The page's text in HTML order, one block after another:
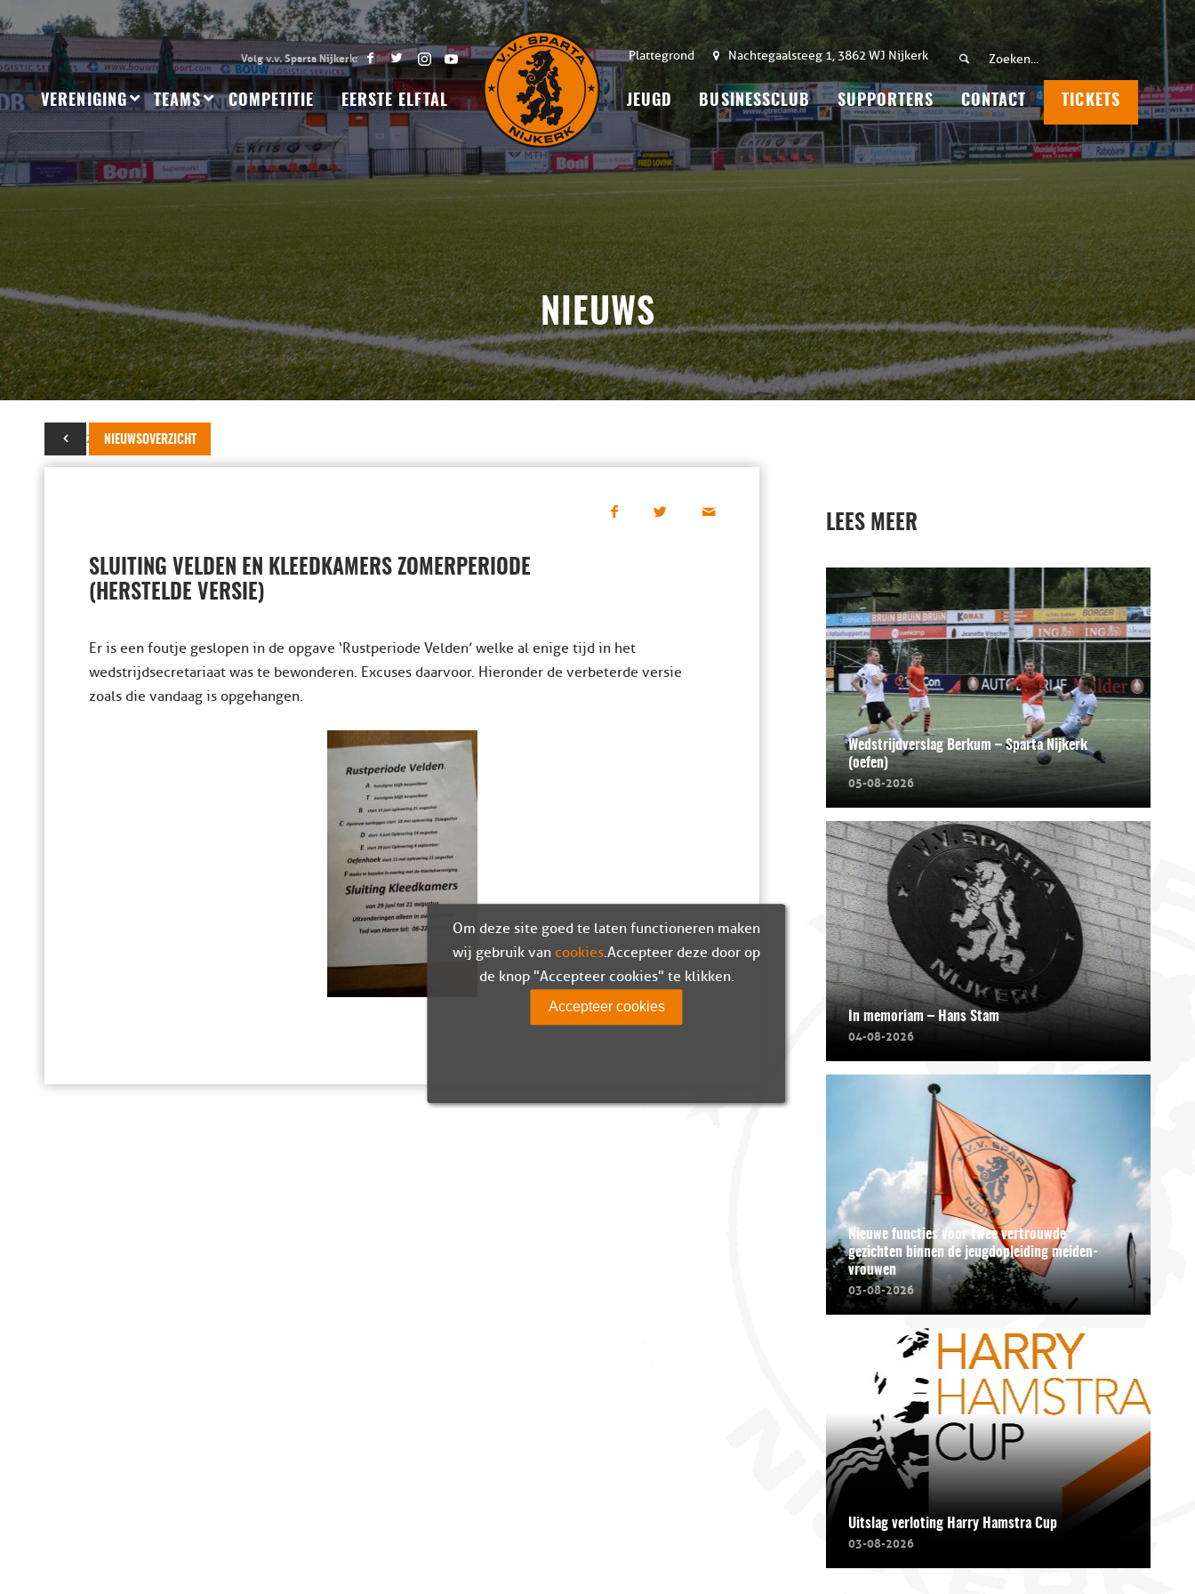
Plattegrond Nachtegaalsteeg 1, 3862 WJ Nijkerk
VERENIGING TEAMS COMPETITIE EERSTE ELFTAL JEUGD BUSINESSCLUB SUPPORTERS CONTACT TICKETS
NIEUWS
NIEUWSOVERZICHT
13 mei 2015
SLUITING VELDEN EN KLEEDKAMERS ZOMERPERIODE
(HERSTELDE VERSIE)
Er is een foutje geslopen in de opgave ‘Rustperiode Velden’ welke al enige tijd in het
wedstrijdsecretariaat was te bewonderen. Excuses daarvoor. Hieronder de verbeterde versie
zoals die vandaag is opgehangen.
LEES MEER
Wedstrijdverslag Berkum – Sparta Nijkerk
(oefen)
05-08-2026
In memoriam – Hans Stam
04-08-2026
Nieuwe functies voor twee vertrouwde
gezichten binnen de jeugdopleiding meiden-
vrouwen
03-08-2026
Uitslag verloting Harry Hamstra Cup
03-08-2026
Om deze site goed te laten functioneren maken
wij gebruik van cookies. Accepteer deze door op
de knop "Accepteer cookies" te klikken.
Accepteer cookies